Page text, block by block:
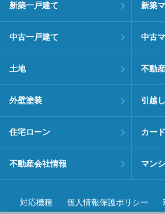
新築一戸建て 新築
中古一戸建て 中古
土地 不動
外壁塗装 引越
住宅ローン カー
不動産会社情報 マン
対応機種 個人情報保護ポリシー